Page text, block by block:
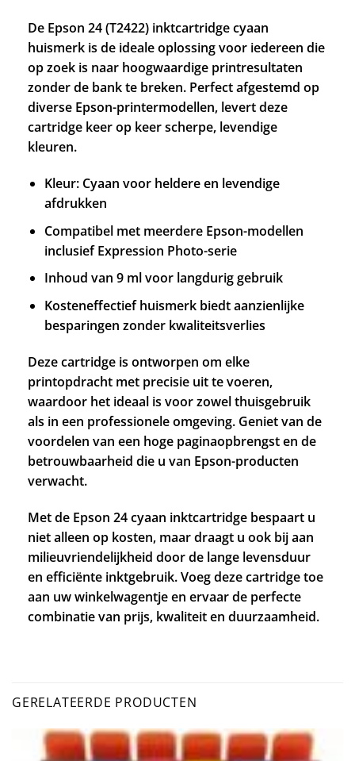
De Epson 24 (T2422) inktcartridge cyaan
huismerk is de ideale oplossing voor iedereen die
op zoek is naar hoogwaardige printresultaten
zonder de bank te breken. Perfect afgestemd op
diverse Epson-printermodellen, levert deze
cartridge keer op keer scherpe, levendige
kleuren.
Kleur: Cyaan voor heldere en levendige
afdrukken
Compatibel met meerdere Epson-modellen
inclusief Expression Photo-serie
Inhoud van 9 ml voor langdurig gebruik
Kosteneffectief huismerk biedt aanzienlijke
besparingen zonder kwaliteitsverlies
Deze cartridge is ontworpen om elke
printopdracht met precisie uit te voeren,
waardoor het ideaal is voor zowel thuisgebruik
als in een professionele omgeving. Geniet van de
voordelen van een hoge paginaopbrengst en de
betrouwbaarheid die u van Epson-producten
verwacht.
Met de Epson 24 cyaan inktcartridge bespaart u
niet alleen op kosten, maar draagt u ook bij aan
milieuvriendelijkheid door de lange levensduur
en efficiënte inktgebruik. Voeg deze cartridge toe
aan uw winkelwagentje en ervaar de perfecte
combinatie van prijs, kwaliteit en duurzaamheid.
GERELATEERDE PRODUCTEN